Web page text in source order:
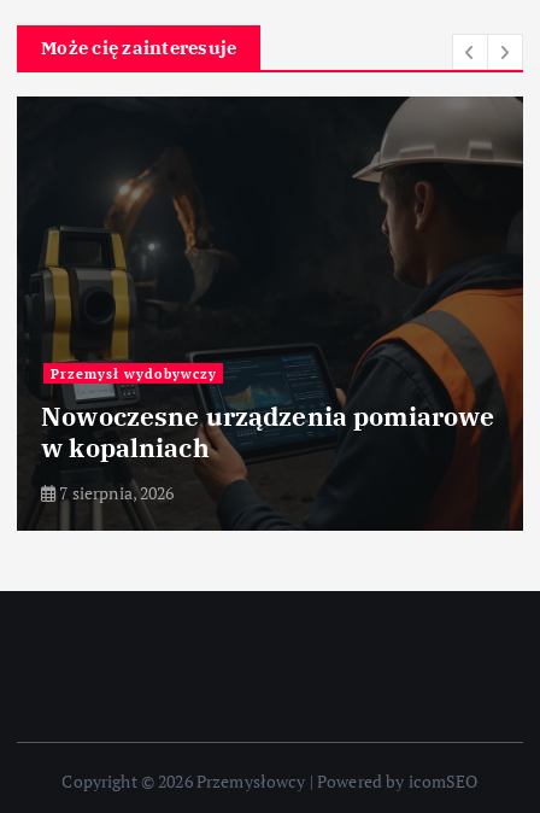
Może cię zainteresuje
Przemysł wydobywczy
Nowoczesne urządzenia pomiarowe
w kopalniach
7 sierpnia, 2026
Copyright © 2026 Przemysłowcy | Powered by icomSEO